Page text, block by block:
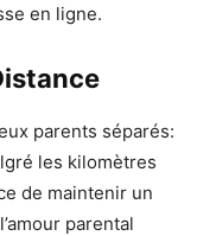
en ligne.
parents séparés:
les kilomètres
de maintenir un
parental